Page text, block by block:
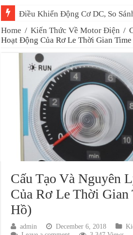
Điều Khiển Động Cơ DC, So
Home / Kiến Thức Về Motor Điện /
Hoạt Động Của Rơ Le Thời Gian
Cấu Tạo Và Nguyên
Của Rơ Le Thời
Hồ)
admin December 6, 2018